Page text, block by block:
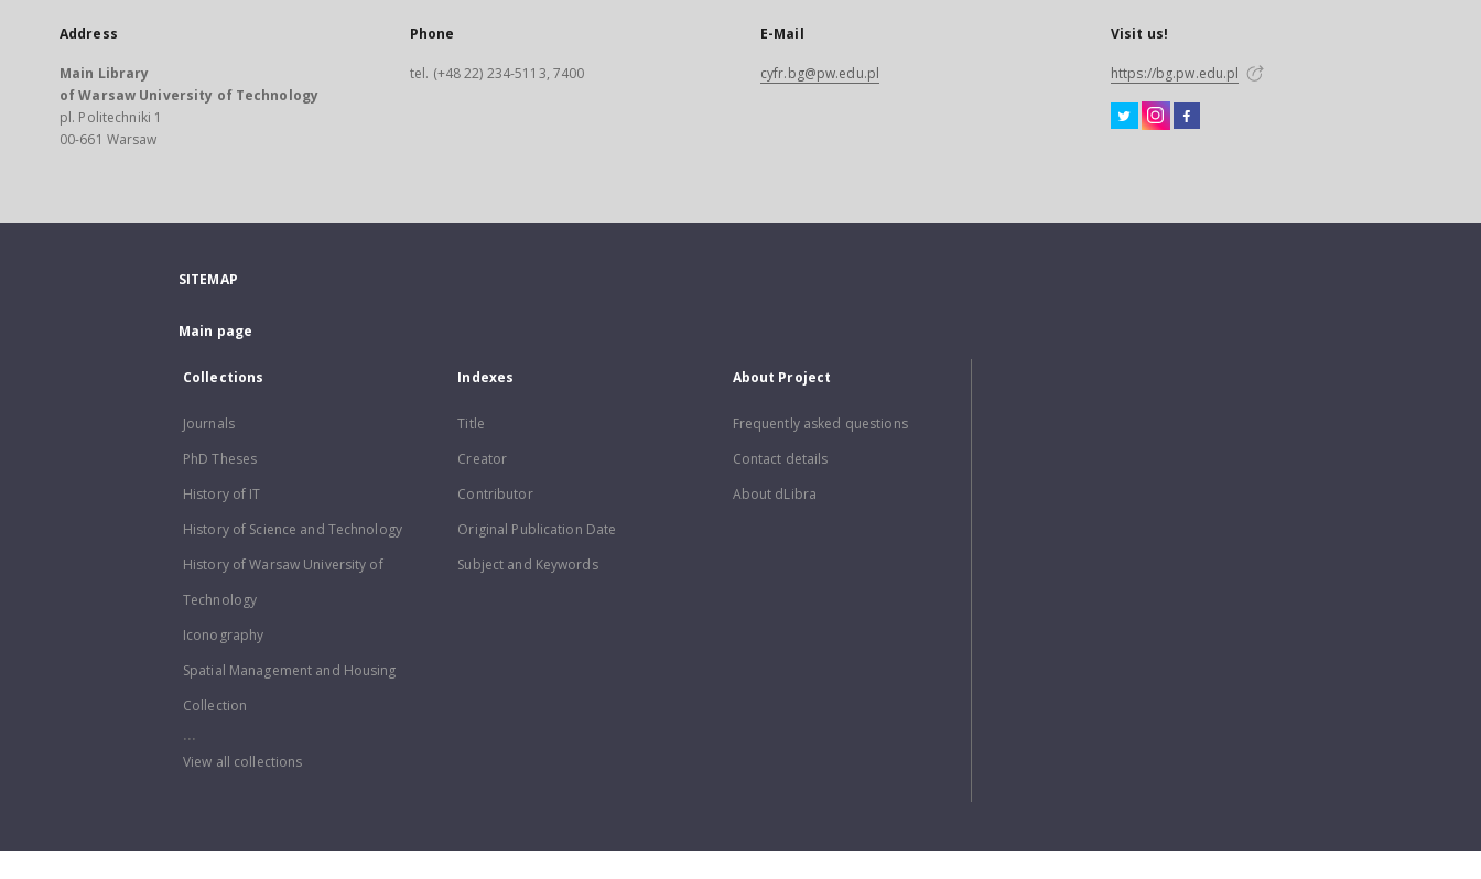
Address
Main Library
of Warsaw University of Technology
pl. Politechniki 1
00-661 Warsaw
Phone
tel. (+48 22) 234-5113, 7400
E-Mail
cyfr.bg@pw.edu.pl
Visit us!
https://bg.pw.edu.pl
SITEMAP
Main page
Collections
Journals
PhD Theses
History of IT
History of Science and Technology
History of Warsaw University of
Technology
Iconography
Spatial Management and Housing
Collection
...
View all collections
Indexes
Title
Creator
Contributor
Original Publication Date
Subject and Keywords
About Project
Frequently asked questions
Contact details
About dLibra